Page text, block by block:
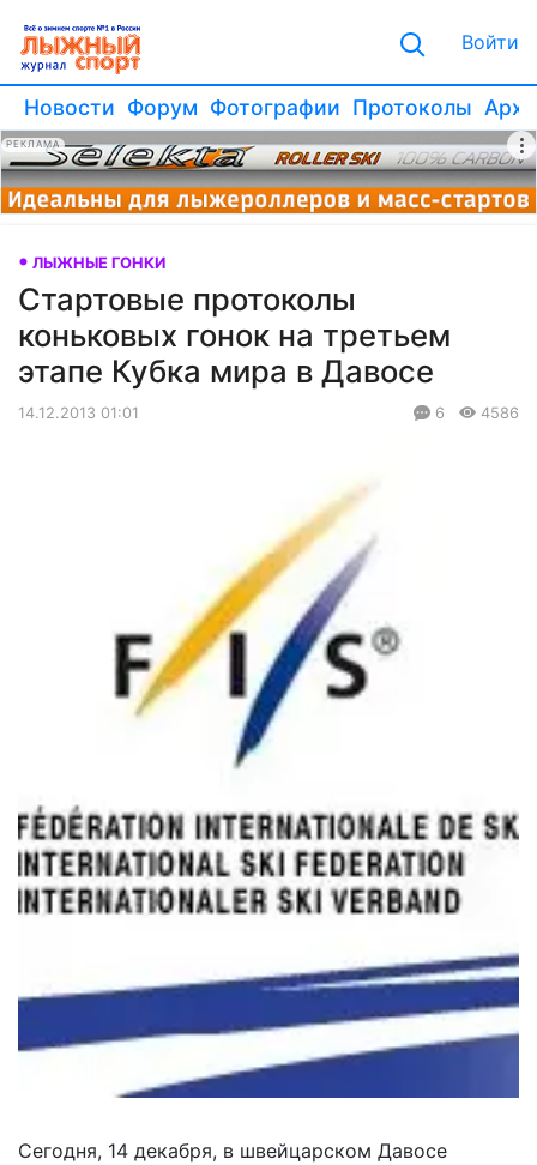
Войти
Новости Форум Фотографии Протоколы
РЕКЛАМА
ЛЫЖНЫЕ ГОНКИ
Стартовые протоколы
коньковых гонок на третьем
этапе Кубка мира в Давосе
14.12.2013 01:01 6 4586
Сегодня, 14 декабря, в швейцарском Давосе